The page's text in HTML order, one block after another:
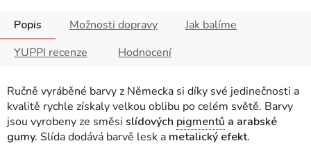
Popis Možnosti dopravy
Jak balíme
YUPPI recenze
Hodnocení
Ručně vyráběné barvy z Německa si díky své jedinečnosti a
kvalitě rychle získaly velkou oblibu po celém světě. Barvy
jsou vyrobeny ze směsi slídových pigmentů a arabské
gumy. Slída dodává barvě lesk a metalický efekt.